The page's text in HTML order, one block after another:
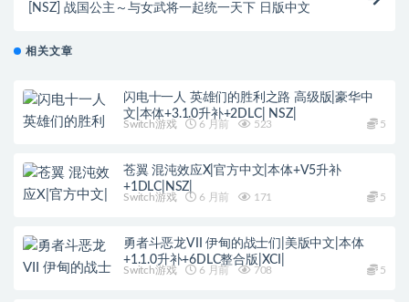
[NSZ] 战国公主～与女武将一起统一天下 日版中文
相关文章
闪电十一人 英雄们的胜利之路 高级版|豪华中
文|本体+3.1.0升补+2DLC| NSZ|
Switch游戏 6 月前 523 5
苍翼 混沌效应X|官方中文|本体+V5升补
+1DLC|NSZ|
Switch游戏 6 月前 171 5
勇者斗恶龙VII 伊甸的战士们|美版中文|本体
+1.1.0升补+6DLC整合版|XCI|
Switch游戏 6 月前 708 5